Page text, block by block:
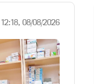
12:18, 08/08/2026